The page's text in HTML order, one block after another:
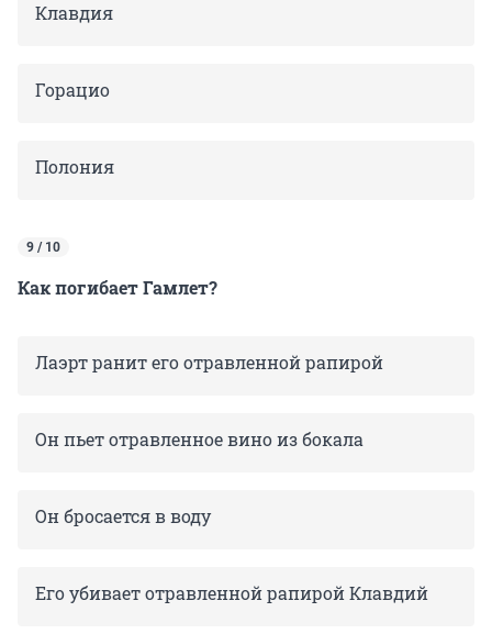
Клавдия
Горацио
Полония
9 / 10
Как погибает Гамлет?
Лаэрт ранит его отравленной рапирой
Он пьет отравленное вино из бокала
Он бросается в воду
Его убивает отравленной рапирой Клавдий